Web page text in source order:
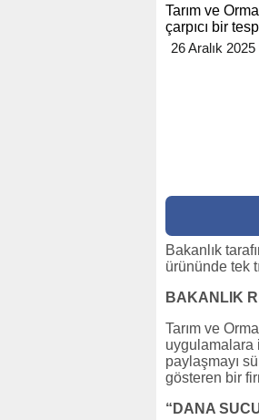
Tarım ve
çarpıcı bir
26 Aralık
Bakanlık
ürününde tek
BAKANLIK
Tarım ve
uygulamalara
paylaşmayı
gösteren bir
“DANA